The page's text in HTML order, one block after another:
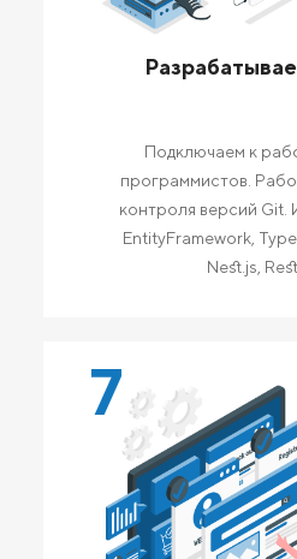
Подключаем к
программистов.
контроля версий Git.
EntityFramework,
Nest.js,
7